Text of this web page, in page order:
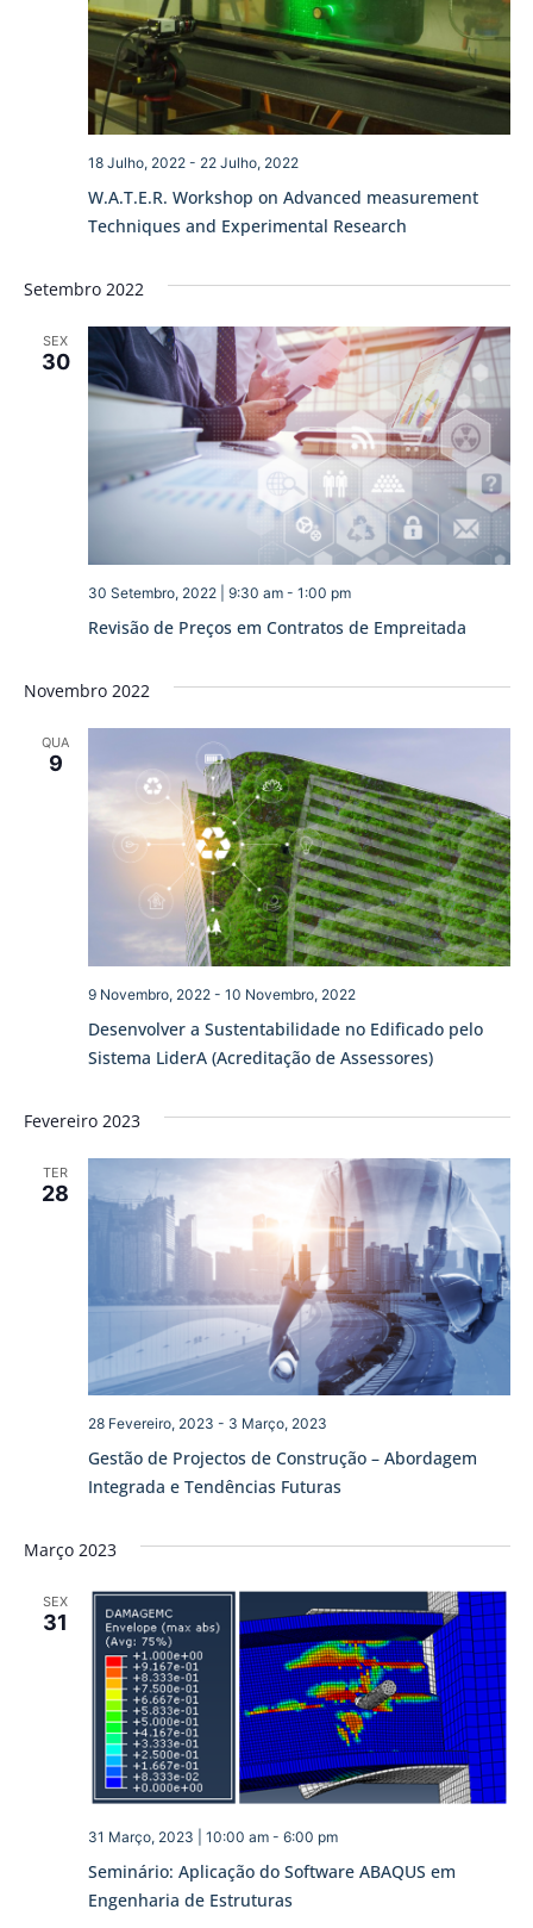
W.A.T.E.R. Workshop on Advanced measurement
Techniques and Experimental Research
18 Julho, 2022- 22 Julho, 2022
Setembro 2022
SEX
30
Revisão de Preços em Contratos de Empreitada
30 Setembro, 2022 | 9:30 am- 1:00 pm
Novembro 2022
QUA
9
Desenvolver a Sustentabilidade no Edificado pelo
Sistema LiderA (Acreditação de Assessores)
9 Novembro, 2022- 10 Novembro, 2022
Fevereiro 2023
TER
28
Gestão de Projectos de Construção – Abordagem
Integrada e Tendências Futuras
28 Fevereiro, 2023 - 3 Março, 2023
Março 2023
SEX
31
Seminário: Aplicação do Software ABAQUS em
Engenharia de Estruturas
31 Março, 2023 | 10:00 am- 6:00 pm